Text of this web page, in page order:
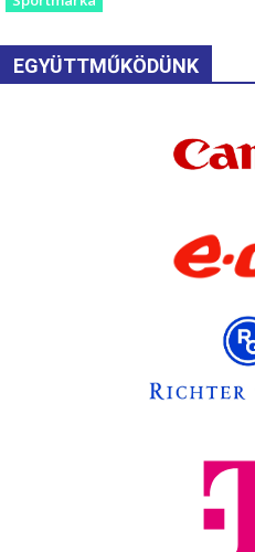
EGYÜTTMŰKÖDÜNK